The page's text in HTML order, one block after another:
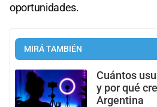
oportunidades.
MIRÁ TAMBIÉN
Cuántos
y por qué
Argentina